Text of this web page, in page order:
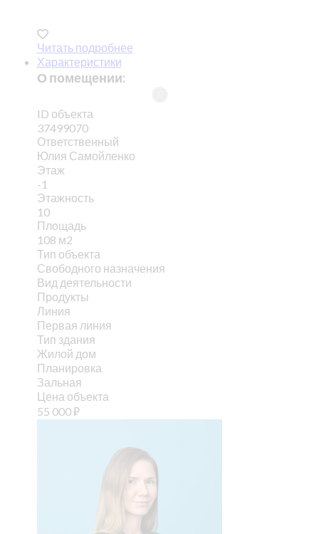
Читать подробнее
Характеристики
О помещении:
ID объекта
37499070
Ответственный
Юлия Самойленко
Этаж
-1
Этажность
10
Площадь
108 м2
Тип объекта
Свободного назначения
Вид деятельности
Продукты
Линия
Первая линия
Тип здания
Жилой дом
Планировка
Зальная
Цена объекта
55 000₽